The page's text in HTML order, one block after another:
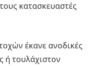
κατασκευαστές
έκανε ανοδικές
ή τουλάχιστον